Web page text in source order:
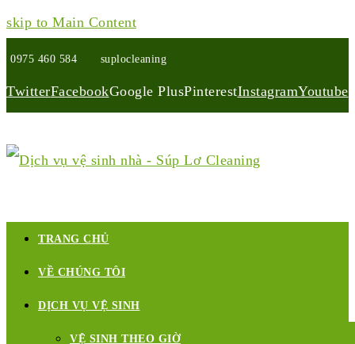
skip to Main Content
0975 460 584 suplocleaning
TwitterFacebookGoogle PlusPinterestInstagramYoutube
TRANG CHỦ
VỀ CHÚNG TÔI
DỊCH VỤ VỆ SINH
VỆ SINH THEO GIỜ